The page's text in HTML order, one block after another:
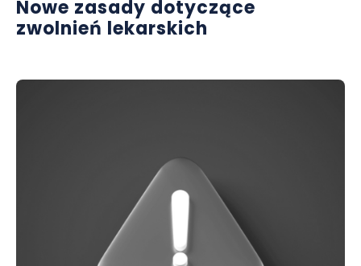
Nowe zasady dotyczące
zwolnień lekarskich